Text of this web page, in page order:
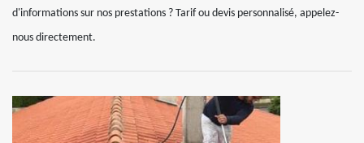
d'informations sur nos prestations ? Tarif ou devis personnalisé, appelez-
nous directement.